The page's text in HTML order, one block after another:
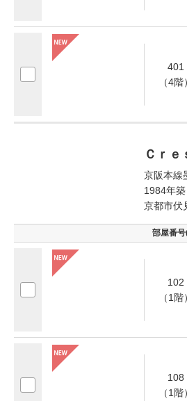
401
（4階）
Ｃｒｅ
京阪本
1984年
京都市伏
部屋番
102
（1階）
108
（1階）